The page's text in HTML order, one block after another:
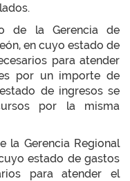
de la Gerencia de
en cuyo estado de
para atender
por un importe de
de ingresos se
por la misma
la Gerencia Regional
estado de gastos
para atender el